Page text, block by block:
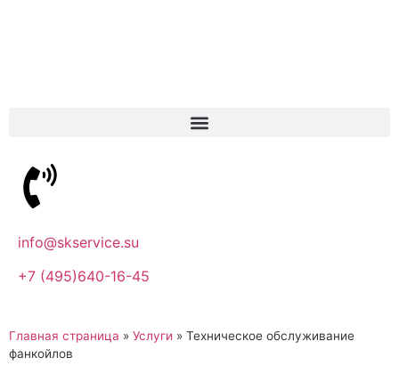
info@skservice.su
+7 (495)640-16-45
Главная страница » Услуги » Техническое обслуживание
фанкойлов